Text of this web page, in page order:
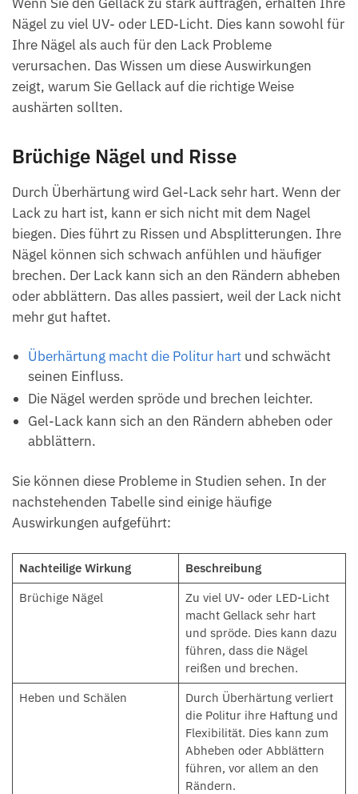
Nägel zu viel UV- oder LED-Licht. Dies kann sowohl für
Ihre Nägel als auch für den Lack Probleme
verursachen. Das Wissen um diese Auswirkungen
zeigt, warum Sie Gellack auf die richtige Weise
aushärten sollten.
Brüchige Nägel und Risse
Durch Überhärtung wird Gel-Lack sehr hart. Wenn der
Lack zu hart ist, kann er sich nicht mit dem Nagel
biegen. Dies führt zu Rissen und Absplitterungen. Ihre
Nägel können sich schwach anfühlen und häufiger
brechen. Der Lack kann sich an den Rändern abheben
oder abblättern. Das alles passiert, weil der Lack nicht
mehr gut haftet.
Überhärtung macht die Politur hart und schwächt
seinen Einfluss.
Die Nägel werden spröde und brechen leichter.
Gel-Lack kann sich an den Rändern abheben oder
abblättern.
Sie können diese Probleme in Studien sehen. In der
nachstehenden Tabelle sind einige häufige
Auswirkungen aufgeführt:
Nachteilige Wirkung
Beschreibung
Brüchige Nägel
Zu viel UV- oder LED-Licht
macht Gellack sehr hart
und spröde. Dies kann dazu
führen, dass die Nägel
reißen und brechen.
Heben und Schälen
Durch Überhärtung verliert
die Politur ihre Haftung und
Flexibilität. Dies kann zum
Abheben oder Abblättern
führen, vor allem an den
Rändern.